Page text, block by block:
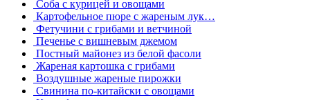
Соба с курицей и овощами
Картофельное пюре с жареным лук…
Фетучини с грибами и ветчиной
Печенье с вишневым джемом
Постный майонез из белой фасоли
Жареная картошка с грибами
Воздушные жареные пирожки
Свинина по-китайски с овощами